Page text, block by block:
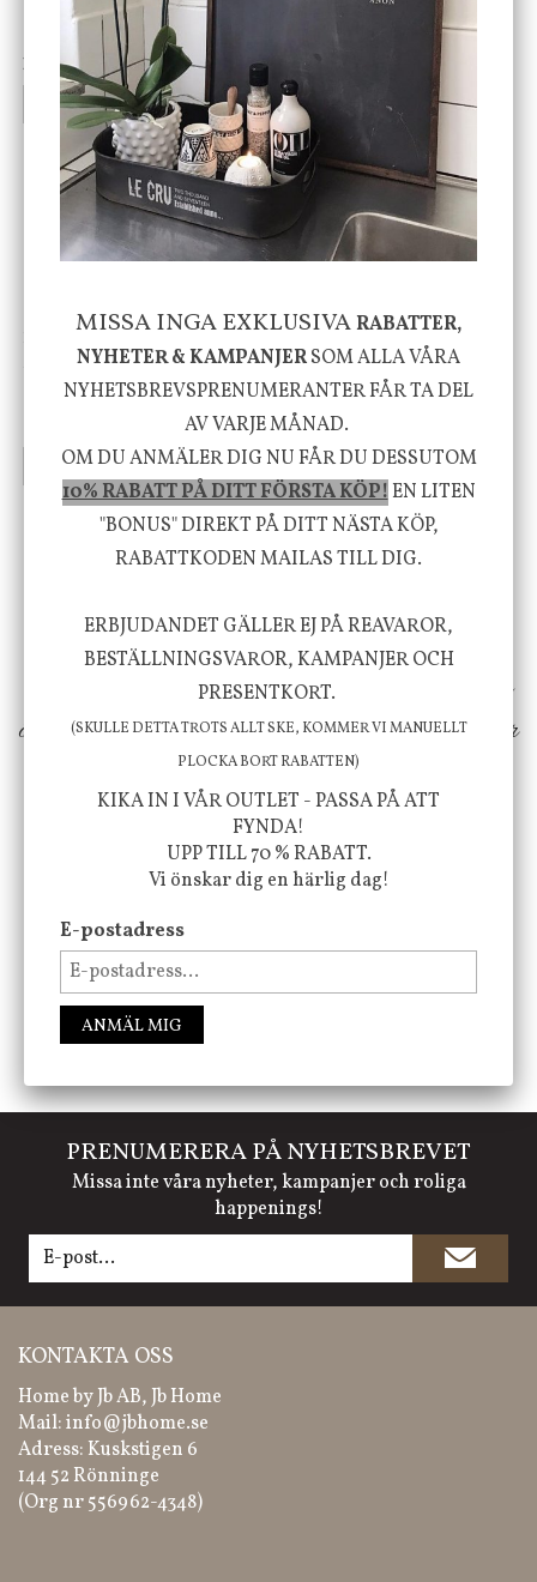
199 kr
INFO KÖP
499 kr
INFO KÖP
Skål, Hands marmor
-20%
INFO KÖP
Serveringsfat, Ostron,
Stengods
415 kr
INFO KÖP
Vi vill förmedla känsla, upplevelse och
inspiration från naturen och dess färgpalett
erbjuder vi omsorgsfullt utvalda produkter som
ökar trivsel i ditt hem och ger det lilla extra för
att öka ditt välmående!
FÖLJ OSS PÅ INSTAGRAM @JBHOME
PRENUMERERA PÅ NYHETSBREVET
Missa inte våra nyheter, kampanjer och roliga
happenings!
KONTAKTA OSS
Home by Jb AB, Jb Home
Mail:info@jbhome.se
Adress: Kuskstigen 6
144 52 Rönninge
(Org nr 556962-4348)
MISSA INGA EXKLUSIVARABATTER,
NYHETER & KAMPANJERSOM ALLA VÅRA
NYHETSBREVSPRENUMERANTER FÅR TA DEL
AV VARJE MÅNAD.
OM DU ANMÄLER DIG NU FÅR DU DESSUTOM
10% RABATT PÅ DITT FÖRSTA KÖP!EN LITEN
"BONUS" DIREKT PÅ DITT NÄSTA KÖP,
RABATTKODEN MAILAS TILL DIG.
ERBJUDANDET GÄLLER EJ PÅ REAVAROR,
BESTÄLLNINGSVAROR, KAMPANJER OCH
PRESENTKORT.
(SKULLE DETTA TROTS ALLT SKE, KOMMER VI MANUELLT
PLOCKA BORT RABATTEN)
KIKA IN I VÅR OUTLET - PASSA PÅ ATT
FYNDA!
UPP TILL 70 % RABATT.
Vi önskar dig en härlig dag!
E-postadress
ANMÄL MIG